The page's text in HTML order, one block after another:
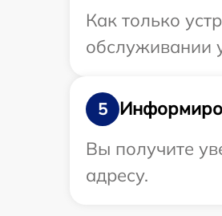
Как только
обслуживании
5
Вы получите
адресу.